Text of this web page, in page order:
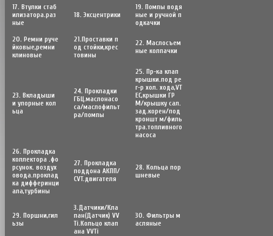
17. Втулки стаб
илизатора.раз
ные
18. Эксцентрики
19. Помпы водя
ные и ручной п
одкачки
20. Ремни руче
йковые,ремни
клиновые
21.Проставки п
од стойки,крес
товины
22. Маслосъем
ные колпачки
23. Вкладыши
и упорные кол
ьца
24. Прокладки
ГБЦ.маслонасо
са/маслофильт
ра/помпы
25. Пр-ка клап
крышки.под ре
г-р хол. хода,VT
EC,крышки ГР
М/крышку сал.
зад.корен/под
кроншт м/филь
тра.топливного
насоса
26. Прокладка
коллектора .фо
рсунок. воздух
овода.проклад
ка дифферинци
ала,турбины
27. Прокладка
поддона АКПП/
CVT.двигателя
28. Кольца пор
шневые
29. Поршни,гил
ьзы
3.Датчики/Кла
пан(Датчик) VV
Ti.Кольцо клап
ана VVTi
30. Фильтры м
асляные